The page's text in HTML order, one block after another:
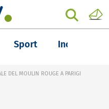
Sport Inchieste
DEL MOULIN ROUGE A PARIGI